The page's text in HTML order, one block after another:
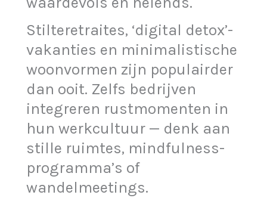
Stilteretraites, ‘digital detox’-
vakanties en minimalistische
woonvormen zijn populairder
dan ooit. Zelfs bedrijven
integreren rustmomenten in
hun werkcultuur — denk aan
stille ruimtes, mindfulness-
programma’s of
wandelmeetings.